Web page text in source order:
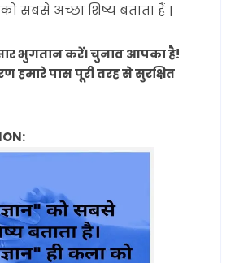
सबसे अच्छा शिष्य बताता हैं |
भुगतान करें। चुनाव आपका है!
पास पूरी तरह से सुरक्षित